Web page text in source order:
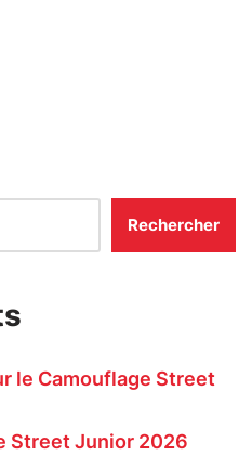
Rechercher
le Camouflage Street
Street Junior 2026